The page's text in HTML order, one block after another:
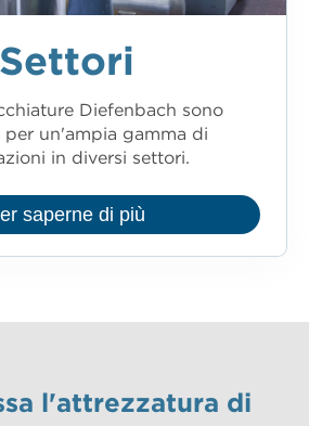
Settori
Diefenbach sono
per un'ampia gamma di
in diversi settori.
saperne di più
l'attrezzatura di